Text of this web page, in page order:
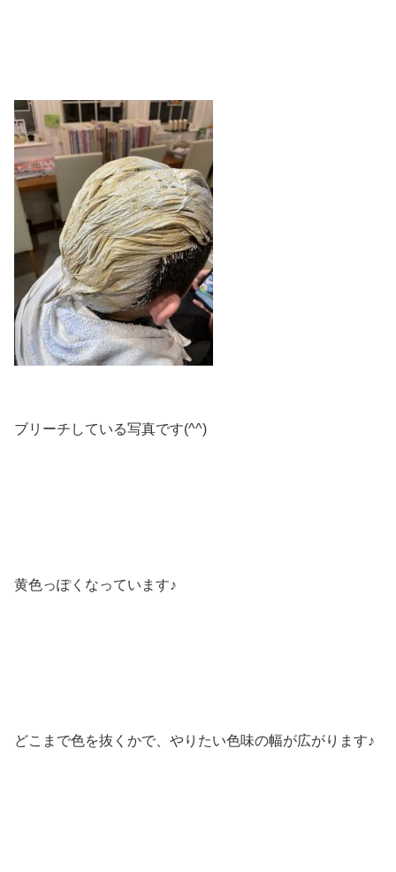
ブリーチしている写真です(^^)
黄色っぽくなっています♪
どこまで色を抜くかで、やりたい色味の幅が広がります♪